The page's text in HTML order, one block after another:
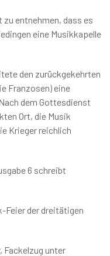
zu entnehmen, dass es
eine Musikkapelle
den zurückgekehrten
Franzosen) eine
dem Gottesdienst
Ort, die Musik
Krieger reichlich
6 schreibt
Feier der dreitätigen
Fackelzug unter